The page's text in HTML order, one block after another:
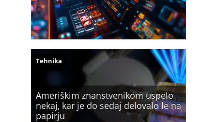
Ameriškim znanstvenikom uspelo
nekaj, kar je do sedaj delovalo le na
papirju
Tehnika